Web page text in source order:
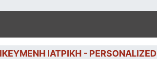
ΙΑΤΡΙΚΗ - PERSONALIZED